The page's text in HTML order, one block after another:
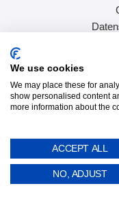
We use cookies
We may place these for
show personalised content
more information about the
ACCEPT ALL
NO, ADJUST